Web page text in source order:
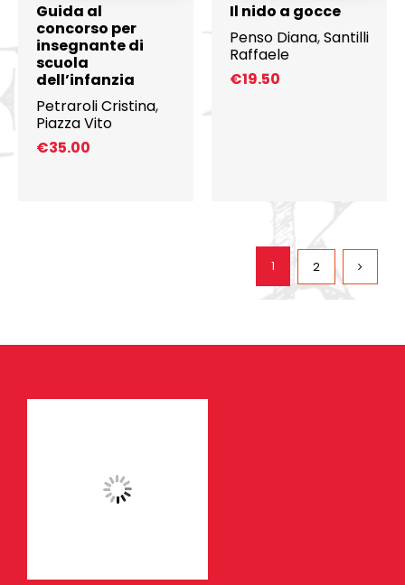
Guida al
concorso per
insegnante di
scuola
dell’infanzia
Petraroli Cristina,
Piazza Vito
€35.00
Il nido a gocce
Penso Diana,Santilli
Raffaele
€19.50
1 2